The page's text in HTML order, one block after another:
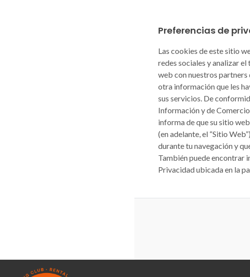
Preferencias de
Las cookies de este sitio
redes sociales y analizar
web con nuestros partners
otra información que les
sus servicios. De
Información y de
informa de que su sitio
(en adelante, el “Sitio
durante tu navegación y
También puede encontrar
Privacidad ubicada en la